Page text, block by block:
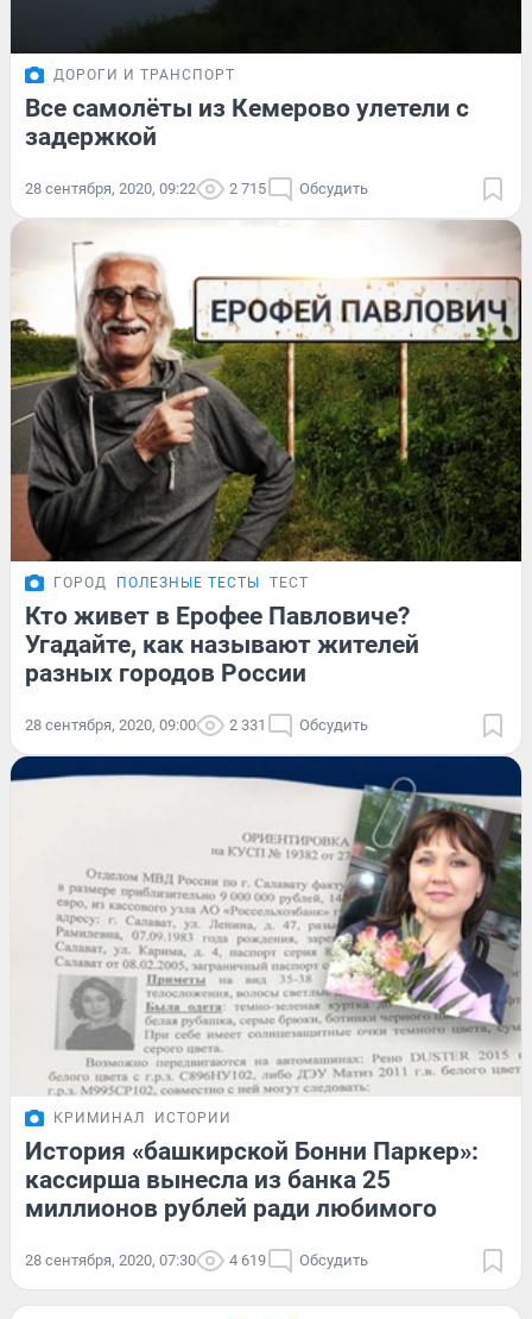
ДОРОГИ И ТРАНСПОРТ
Все самолёты из Кемерово улетели с
задержкой
28 сентября, 2020, 09:22 2 715 Обсудить
ГОРОД ПОЛЕЗНЫЕ ТЕСТЫ ТЕСТ
Кто живет в Ерофее Павловиче?
Угадайте, как называют жителей
разных городов России
28 сентября, 2020, 09:00 2 331 Обсудить
КРИМИНАЛ ИСТОРИИ
История «башкирской Бонни Паркер»:
кассирша вынесла из банка 25
миллионов рублей ради любимого
28 сентября, 2020, 07:30 4 619 Обсудить